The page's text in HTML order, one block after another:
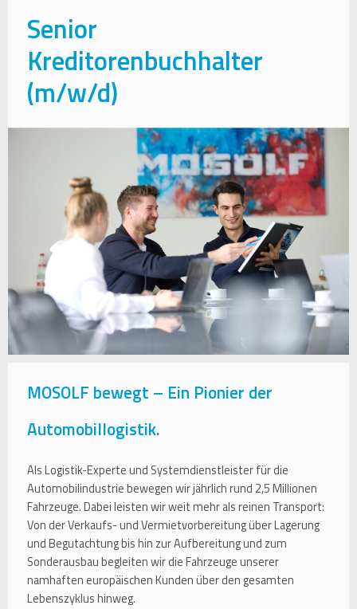
Senior
Kreditorenbuchhalter
(m/w/d)
MOSOLF bewegt – Ein Pionier der
Automobillogistik.
Als Logistik-Experte und Systemdienstleister für die
Automobilindustrie bewegen wir jährlich rund 2,5 Millionen
Fahrzeuge. Dabei leisten wir weit mehr als reinen Transport:
Von der Verkaufs- und Vermietvorbereitung über Lagerung
und Begutachtung bis hin zur Aufbereitung und zum
Sonderausbau begleiten wir die Fahrzeuge unserer
namhaften europäischen Kunden über den gesamten
Lebenszyklus hinweg.